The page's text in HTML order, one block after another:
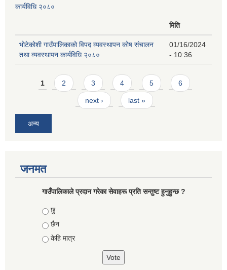
कार्यविधि २०८०
मिति
भोटेकोशी गाउँपालिकाको विपद व्यवस्थापन कोष संचालन
तथा व्यवस्थापन कार्यविधि २०८०
01/16/2024
- 10:36
Pages
1 2 3 4 5 6
next › last »
अन्य
जनमत
गाउँपालिकाले प्रदान गरेका सेवाहरू प्रति सन्तुष्ट हुनुहुन्छ ?
Choices
छु
छैन
केहि मात्र